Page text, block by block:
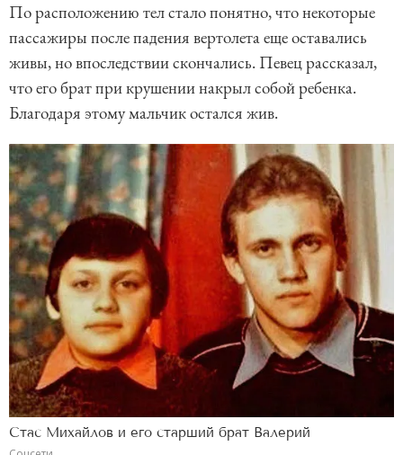
По расположению тел стало понятно, что некоторые
пассажиры после падения вертолета еще оставались
живы, но впоследствии скончались. Певец рассказал,
что его брат при крушении накрыл собой ребенка.
Благодаря этому мальчик остался жив.
Стас Михайлов и его старший брат Валерий